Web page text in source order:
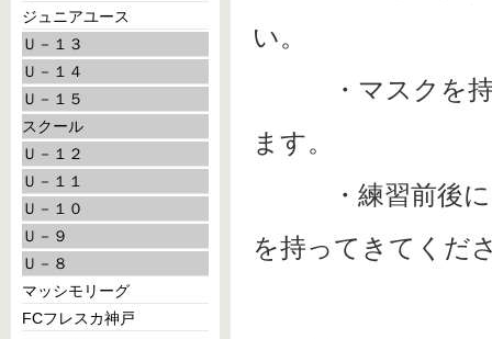
い。
・マスクを持っ
ます。
・練習前後にう
を持ってきてくだ
ジュニアユース
Ｕ－１３
Ｕ－１４
Ｕ－１５
スクール
Ｕ－１２
Ｕ－１１
Ｕ－１０
Ｕ－９
Ｕ－８
マッシモリーグ
FCフレスカ神戸